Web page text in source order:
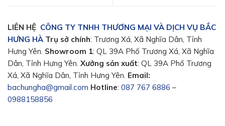
LIÊN HỆ CÔNG TY TNHH THƯƠNG MẠI VÀ DỊCH VỤ BẮC
HƯNG HÀ Trụ sở chính: Trương Xá, Xã Nghĩa Dân, Tỉnh
Hưng Yên. Showroom 1️: QL 39A Phố Trương Xá, Xã Nghĩa
Dân, Tỉnh Hưng Yên. Xưởng sản xuất: QL 39A Phố Trương
Xá, Xã Nghĩa Dân, Tỉnh Hưng Yên. Email:
bachungha@gmail.com Hotline: 087 767 6886 –
0988158856